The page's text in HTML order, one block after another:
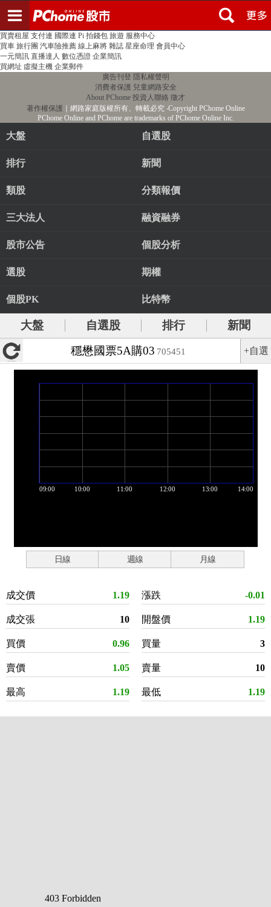
PChome首頁 線上購物 24h購物 書店
買賣租屋 支付連 國際連 Pi 拍錢包 旅遊 服務中心
買車 旅行團 汽車險推薦 線上麻將 雜誌 星座命理 會員中心
一元簡訊 直播達人 數位憑證 企業簡訊
買網址 虛擬主機 企業郵件
廣告刊登 隱私權聲明
消費者保護 兒童網路安全
About PChome 投資人聯絡 徵才
著作權保護 ｜網路家庭版權所有、轉載必究‧Copyright PChome Online
PChome Online and PChome are trademarks of PChome Online Inc.
大盤 自選股
排行 新聞
類股 分類報價
三大法人 融資融券
股市公告 個股分析
選股 期權
個股PK 比特幣
大盤 自選股 排行
新聞
穩懋國票5A購03 705451 +自選
日線 週線 月線
成交價 1.19
成交張 10
買價 0.96
賣價 1.05
最高 1.19
漲跌 -0.01
開盤價 1.19
買量 3
賣量 10
最低 1.19